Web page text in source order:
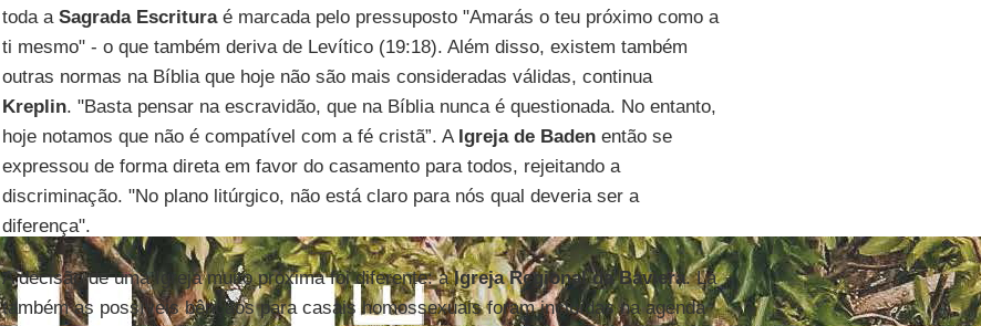
toda a Sagrada Escrituraé marcada pelo pressuposto "Amarás o teu próximo como a
ti mesmo" - o que também deriva de Levítico (19:18). Além disso, existem também
outras normas na Bíblia que hoje não são mais consideradas válidas, continua
Kreplin. "Basta pensar na escravidão, que na Bíblia nunca é questionada. No entanto,
hoje notamos que não é compatível com a fé cristã”. A Igreja de Badenentão se
expressou de forma direta em favor do casamento para todos, rejeitando a
discriminação. "No plano litúrgico, não está claro para nós qual deveria ser a
diferença".
A decisão de uma Igreja muito próxima foi diferente: aIgreja Regional da Baviera. Lá
também as possíveis bênçãos para casais homossexuais foram incluídas na agenda